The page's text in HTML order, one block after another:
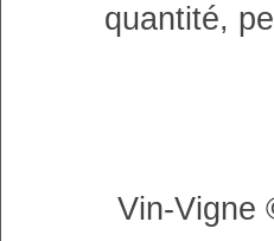
quantité,
Vin-Vigne